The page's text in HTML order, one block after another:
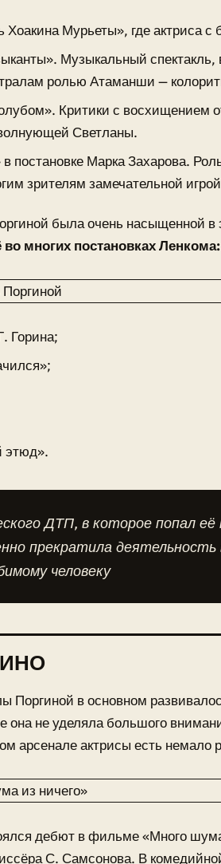
Хоакина Мурьеты», где актриса с
Музыкальный
ролью Атаманши —
Критики с восхищением
Светланы.
постановке Марка Захарова.
зрителям замечательной
была очень насыщенной в
во многих постановках Ленкома:
Горина;
этюд».
ДТП, в которое попал её
прекратила
человеку
Поргиной в основном
она не уделяла большого
арсенале актрисы есть
дебют в фильме «Много
С. Самсонова. В